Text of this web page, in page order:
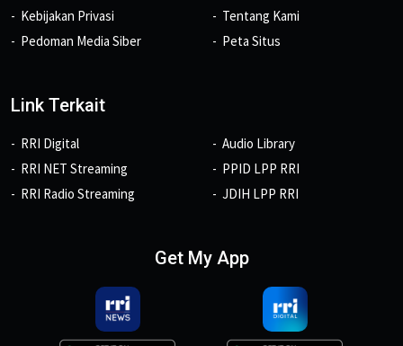
Kebijakan Privasi
Pedoman Media Siber
Tentang Kami
Peta Situs
Link Terkait
RRI Digital
RRI NET Streaming
RRI Radio Streaming
Audio Library
PPID LPP RRI
JDIH LPP RRI
Get My App